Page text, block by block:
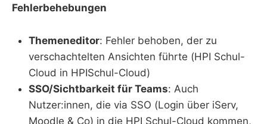
Fehlerbehebungen
Themeneditor: Fehler behoben, der zu
verschachtelten Ansichten führte (HPI Schul-
Cloud in HPISchul-Cloud)
SSO/Sichtbarkeit für Teams: Auch
Nutzer:innen, die via SSO (Login über iServ,
Moodle & Co) in die HPI Schul-Cloud kommen,